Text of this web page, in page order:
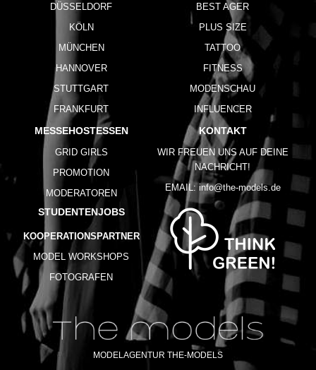
DÜSSELDORF
KÖLN
MÜNCHEN
HANNOVER
STUTTGART
FRANKFURT
BEST AGER
PLUS SIZE
TATTOO
FITNESS
MODENSCHAU
INFLUENCER
MESSEHOSTESSEN
GRID GIRLS
PROMOTION
MODERATOREN
STUDENTENJOBS
KOOPERATIONSPARTNER
MODEL WORKSHOPS
FOTOGRAFEN
KONTAKT
WIR FREUEN UNS AUF DEINE
NACHRICHT!
EMAIL: info@the-models.de
MODELAGENTUR THE-MODELS